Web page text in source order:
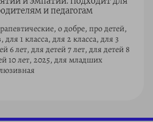
и педагогам
о добре, про детей,
1 класса, для 2 класса, для 3
6 лет, для детей 7 лет, для детей 8
10 лет, 2025, для младших